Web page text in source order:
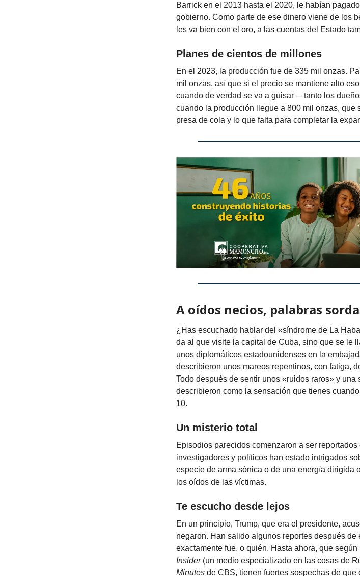
Barrick en el 2013 hasta el 2020, le habían
gobierno. Como parte de ese dinero viene de los
les va bien con el oro, a las cuentas del Estado
Planes de cientos de millones
En el 2023, la producción fue de 335 mil onzas.
mil onzas, así que si el precio se mantiene alto
cuando de verdad se va a guisar —tanto los
cuando la producción llegue a 800 mil onzas, que
presa de cola y lo que falta para completar la
A oídos necios, palabras
¿Has escuchado hablar del «síndrome de La
da al que visite la capital de Cuba, sino que se le
unos diplomáticos estadounidenses en la
describieron unos mareos repentinos, con fatiga,
Todo después de sentir unos «ruidos raros» y
describieron como la sensación que tienes
10.
Un misterio total
Episodios parecidos comenzaron a ser
investigadores y políticos han estado intrigados
especie de arma sónica o de una energía dirigida
los oídos de las víctimas.
Te escucho desde lejos
En un principio, Trump, que era el presidente,
negaron. Han salido algunos reportes después
exactamente fue, o quién. Hasta ahora, que según
Insider(un medio especializado en las cosas de
Minutes de CBS, tienen fuertes sospechas de